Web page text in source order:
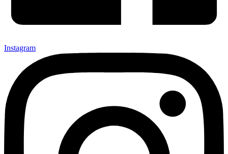
Instagram